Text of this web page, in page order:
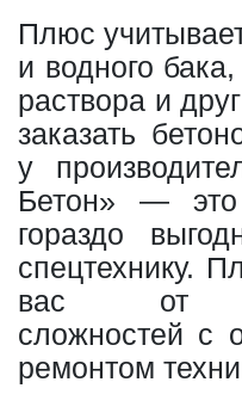
Плюс
и водного
раствора и
заказать
у
Бетон» —
гораздо
спецтехнику.
вас от
сложностей с
ремонтом